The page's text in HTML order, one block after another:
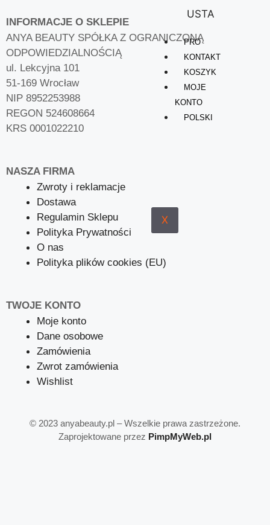
USTA
PRO
KONTAKT
KOSZYK
MOJE
KONTO
POLSKI
X
INFORMACJE O SKLEPIE
ANYA BEAUTY SPÓŁKA Z OGRANICZONĄ
ODPOWIEDZIALNOŚCIĄ
ul. Lekcyjna 101
51-169 Wrocław
NIP 8952253988
REGON 524608664
KRS 0001022210
NASZA FIRMA
Zwroty i reklamacje
Dostawa
Regulamin Sklepu
Polityka Prywatności
O nas
Polityka plików cookies (EU)
TWOJE KONTO
Moje konto
Dane osobowe
Zamówienia
Zwrot zamówienia
Wishlist
© 2023 anyabeauty.pl – Wszelkie prawa zastrzeżone.
Zaprojektowane przez PimpMyWeb.pl